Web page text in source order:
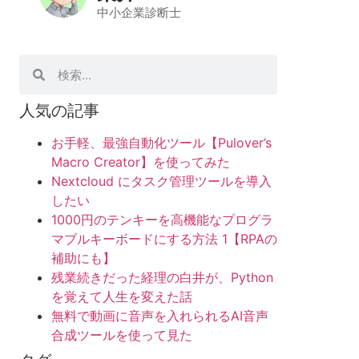
中小企業診断士
人気の記事
お手軽、最強自動化ツール【Pulover’s
Macro Creator】を使ってみた
Nextcloud にタスク管理ツールを導入
したい
1000円のテンキーを高機能なプログラ
マブルキーボードにする方法 1【RPAの
補助にも】
残業続きだった経理の白井が、Python
を覚えて人生を変えた話
無料で動画に音声を入れられるAI音声
合成ツールを使って見た